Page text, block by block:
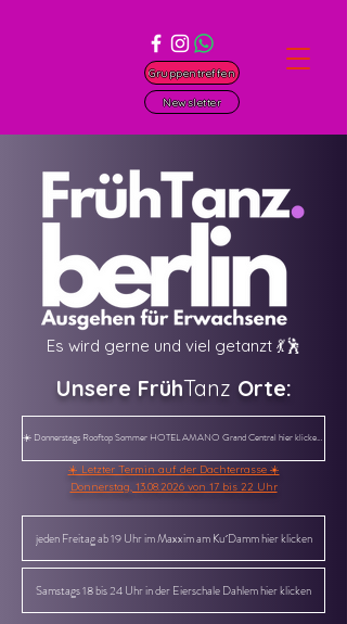
Newsletter
Gruppentreffen
Es wird gerne und viel getanzt 💃🕺
Unsere FrühTanz Orte:
☀️ Donnerstags Rooftop Sommer HOTEL AMANO Grand Central hier klicken ☀️
☀️ Letzter Termin auf der Dachterrasse ☀️
Donnerstag, 13.08.2026 von 17 bis 22 Uhr
jeden Freitag ab 19 Uhr im Maxxim am Ku´Damm hier klicken
Samstags 18 bis 24 Uhr in der Eierschale Dahlem hier klicken